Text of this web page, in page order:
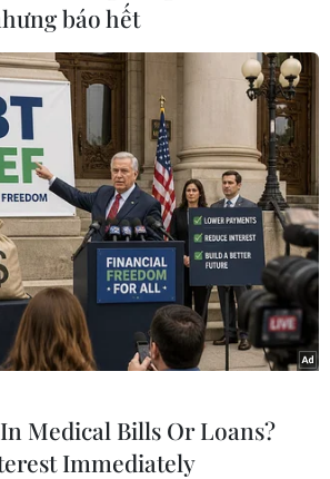
#Bill English
#Thủ tướng John Key
báo hết
Medical Bills Or Loans?
Immediately